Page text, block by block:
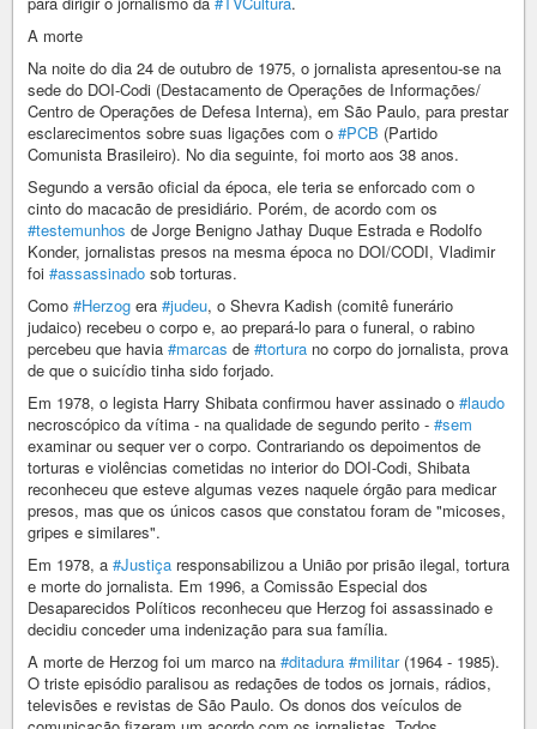
A morte
Na noite do dia 24 de outubro de 1975, o jornalista apresentou-se na
sede do DOI-Codi (Destacamento de Operações de Informações/
Centro de Operações de Defesa Interna), em São Paulo, para prestar
esclarecimentos sobre suas ligações com o #PCB (Partido
Comunista Brasileiro). No dia seguinte, foi morto aos 38 anos.
Segundo a versão oficial da época, ele teria se enforcado com o
cinto do macacão de presidiário. Porém, de acordo com os
#testemunhos de Jorge Benigno Jathay Duque Estrada e Rodolfo
Konder, jornalistas presos na mesma época no DOI/CODI, Vladimir
foi #assassinado sob torturas.
Como #Herzog era #judeu, o Shevra Kadish (comitê funerário
judaico) recebeu o corpo e, ao prepará-lo para o funeral, o rabino
percebeu que havia #marcas de #tortura no corpo do jornalista, prova
de que o suicídio tinha sido forjado.
Em 1978, o legista Harry Shibata confirmou haver assinado o #laudo
necroscópico da vítima - na qualidade de segundo perito - #sem
examinar ou sequer ver o corpo. Contrariando os depoimentos de
torturas e violências cometidas no interior do DOI-Codi, Shibata
reconheceu que esteve algumas vezes naquele órgão para medicar
presos, mas que os únicos casos que constatou foram de "micoses,
gripes e similares".
Em 1978, a #Justiça responsabilizou a União por prisão ilegal, tortura
e morte do jornalista. Em 1996, a Comissão Especial dos
Desaparecidos Políticos reconheceu que Herzog foi assassinado e
decidiu conceder uma indenização para sua família.
A morte de Herzog foi um marco na #ditadura #militar(1964 - 1985).
O triste episódio paralisou as redações de todos os jornais, rádios,
televisões e revistas de São Paulo. Os donos dos veículos de